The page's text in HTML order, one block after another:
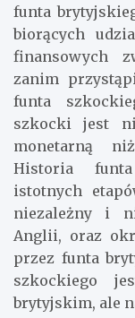
funta
biorących
finansowych
zanim
funta
szkocki jest
monetarną
Historia
istotnych
niezależny i
Anglii, oraz
przez funta
szkockiego
brytyjskim, ale